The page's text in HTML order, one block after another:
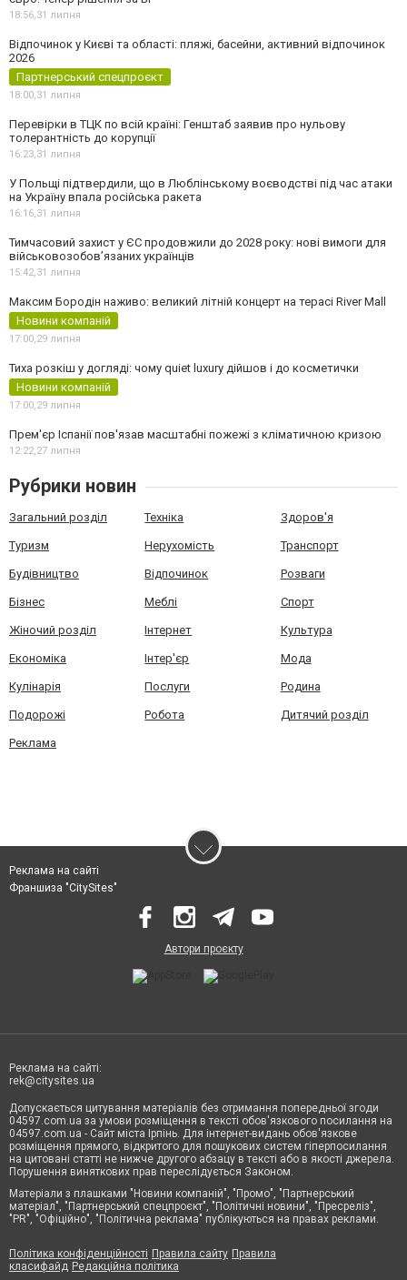
18:56,31 липня
Відпочинок у Києві та області: пляжі, басейни, активний відпочинок
2026
Партнерський спецпроєкт
18:00,31 липня
Перевірки в ТЦК по всій країні: Генштаб заявив про нульову
толерантність до корупції
16:23,31 липня
У Польщі підтвердили, що в Люблінському воєводстві під час атаки
на Україну впала російська ракета
16:16,31 липня
Тимчасовий захист у ЄС продовжили до 2028 року: нові вимоги для
військовозобов’язаних українців
15:42,31 липня
Максим Бородін наживо: великий літній концерт на терасі River Mall
Новини компаній
17:00,29 липня
Тиха розкіш у догляді: чому quiet luxury дійшов і до косметички
Новини компаній
17:00,29 липня
Прем'єр Іспанії пов'язав масштабні пожежі з кліматичною кризою
12:22,27 липня
Рубрики новин
Загальний розділ Техніка Здоров'я
Туризм Нерухомість Транспорт
Будівництво Відпочинок Розваги
Бізнес Меблі Спорт
Жіночий розділ Інтернет Культура
Економіка Інтер'єр Мода
Кулінарія Послуги Родина
Подорожі Робота Дитячий розділ
Реклама
Реклама на сайті
Франшиза "CitySites"
Автори проєкту
Реклама на сайті:
rek@citysites.ua
Допускається цитування матеріалів без отримання попередньої згоди
04597.com.ua за умови розміщення в тексті обов'язкового посилання на
04597.com.ua - Сайт міста Ірпінь. Для інтернет-видань обов'язкове
розміщення прямого, відкритого для пошукових систем гіперпосилання
на цитовані статті не нижче другого абзацу в тексті або в якості джерела.
Порушення виняткових прав переслідується Законом.
Матеріали з плашками "Новини компаній", "Промо", "Партнерський
матеріал", "Партнерський спецпроєкт", "Політичні новини", "Пресреліз",
"PR", "Офіційно", "Політична реклама" публікуються на правах реклами.
Політика конфіденційності Правила сайту Правила
класифайд Редакційна політика